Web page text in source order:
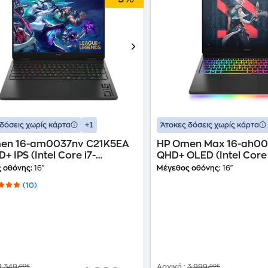
χωρίς κάρτα +1
16-am0037nv C21K5EA
IPS (Intel Core i7-
16 GB/1 TB SSD/GeForce
οθόνης: 16"
(10)
,00€
Άτοκες δόσεις χωρίς κάρτα
HP Omen Max 16-
QHD+ OLED (Intel
275HX/32 GB/2TB
Μέγεθος οθόνης: 16"
,00€